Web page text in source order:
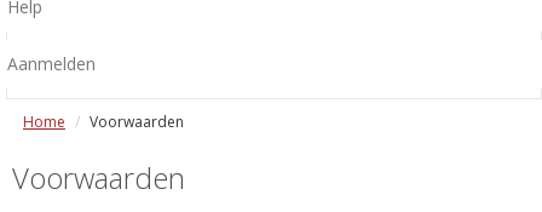
Help
Aanmelden
Home Voorwaarden
Voorwaarden